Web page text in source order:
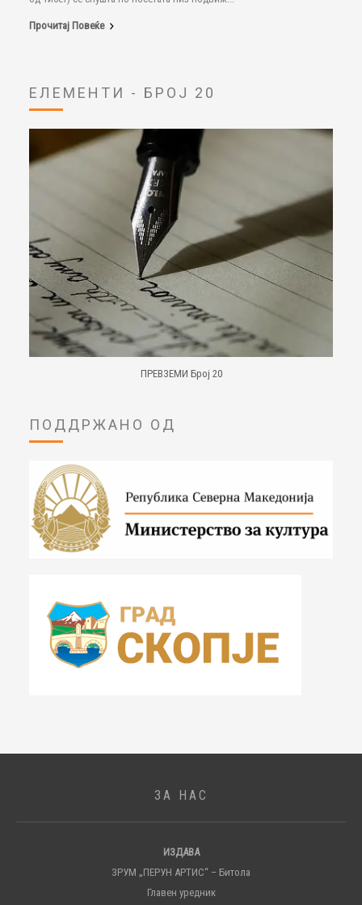
Прочитај Повеќе
ЕЛЕМЕНТИ - БРОЈ 20
ПРЕВЗЕМИ Број 20
ПОДДРЖАНО ОД
ЗА НАС
ИЗДАВА
ЗРУМ „ПЕРУН АРТИС“ – Битола
Главен уредник